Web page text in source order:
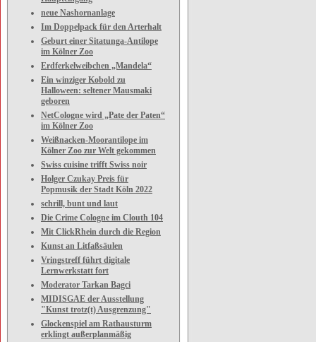
neue Nashornanlage
Im Doppelpack für den Arterhalt
Geburt einer Sitatunga-Antilope
im Kölner Zoo
Erdferkelweibchen „Mandela“
Ein winziger Kobold zu
Halloween: seltener Mausmaki
geboren
NetCologne wird „Pate der Paten“
im Kölner Zoo
Weißnacken-Moorantilope im
Kölner Zoo zur Welt gekommen
Swiss cuisine trifft Swiss noir
Holger Czukay Preis für
Popmusik der Stadt Köln 2022
schrill, bunt und laut
Die Crime Cologne im Clouth 104
Mit ClickRhein durch die Region
Kunst an Litfaßsäulen
Vringstreff führt digitale
Lernwerkstatt fort
Moderator Tarkan Bagci
MIDISGAE der Ausstellung
"Kunst trotz(t) Ausgrenzung"
Glockenspiel am Rathausturm
erklingt außerplanmäßig